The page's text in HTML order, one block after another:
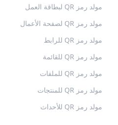
مولد رمز QR لبطاقة العمل
مولد رمز QR لصفحة الأعمال
مولد رمز QR للرابط
مولد رمز QR للقائمة
مولد رمز QR للملفات
مولد رمز QR للمنتجات
مولد رمز QR للأحداث